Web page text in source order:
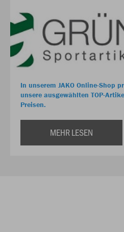
In unserem JAKO Online-Shop
unsere ausgewählten TOP-
Preisen.
MEHR LESEN